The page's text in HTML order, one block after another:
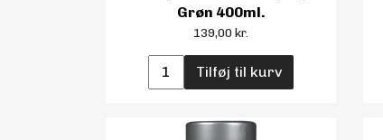
Grøn 400ml.
139,00 kr.
Tilføj til kurv